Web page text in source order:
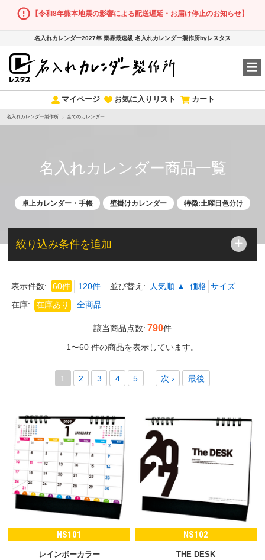
【令和8年熊本地震の影響による配送遅延・お届け停止のお知らせ】
名入れカレンダー2027年 業界最速級 名入れカレンダー製作所byレスタス
マイページ お気に入りリスト カート
名入れカレンダー製作所 全てのカレンダー
名入れカレンダー商品一覧
卓上カレンダー・手帳 壁掛けカレンダー 特徴:土曜日色分け
絞り込み条件を追加
表示件数: 60件 120件 並び替え: 人気順 ▲ 価格 サイズ
在庫:
該当商品点数: 790件
1〜60 件の商品を表示しています。
1 2 3 4 5 ... 次 › 最後
NS101
レインボーカラー
NS102
THE DESK